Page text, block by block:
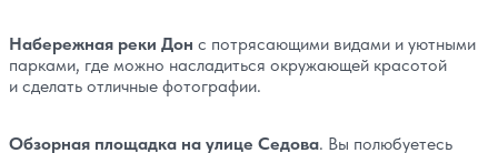
Набережная реки Дон с потрясающими видами и уютными
парками, где можно насладиться окружающей красотой
и сделать отличные фотографии.
Обзорная площадка на улице Седова. Вы полюбуетесь